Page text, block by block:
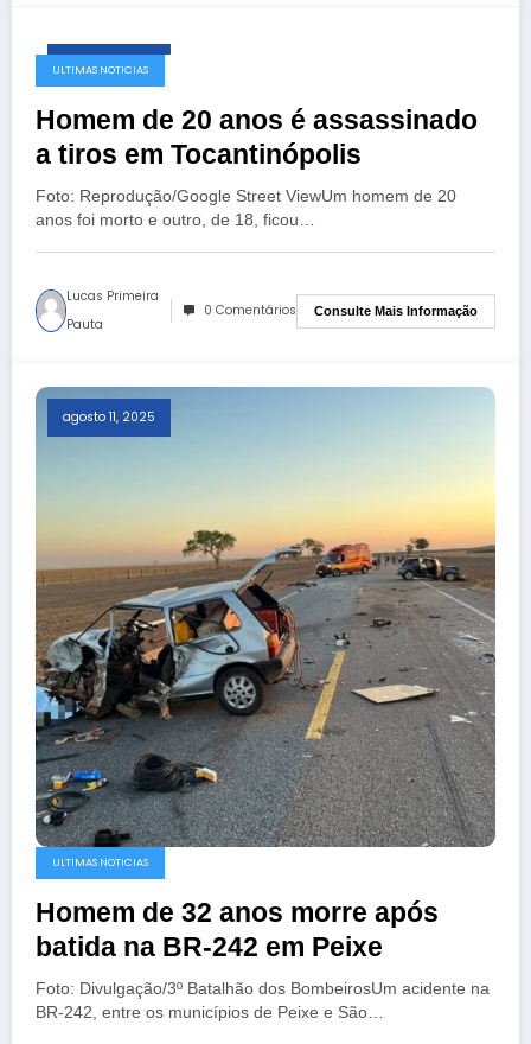
agosto 11, 2025
ULTIMAS NOTICIAS
Homem de 20 anos é assassinado
a tiros em Tocantinópolis
Foto: Reprodução/Google Street ViewUm homem de 20
anos foi morto e outro, de 18, ficou…
Lucas Primeira
Pauta
0 Comentários Consulte Mais Informação
agosto 11, 2025
ULTIMAS NOTICIAS
Homem de 32 anos morre após
batida na BR-242 em Peixe
Foto: Divulgação/3º Batalhão dos BombeirosUm acidente na
BR-242, entre os municípios de Peixe e São…